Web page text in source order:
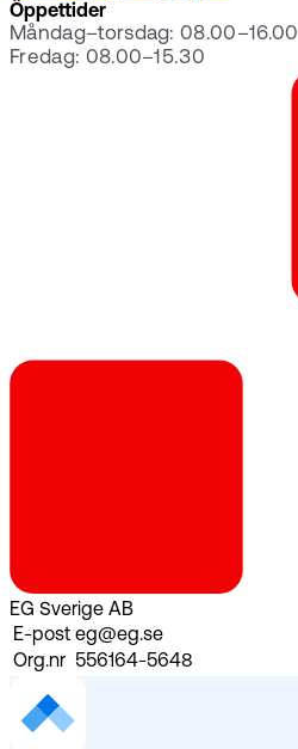
Öppettider
Måndag–torsdag: 08.00–16.00
Fredag: 08.00–15.30
EG Sverige AB
E-post eg@eg.se
Org.nr 556164-5648